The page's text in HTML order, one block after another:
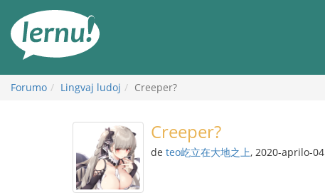
enhavo
Forumo Lingvaj ludoj Creeper?
Creeper?
de teo屹立在大地之上, 2020-aprilo-04